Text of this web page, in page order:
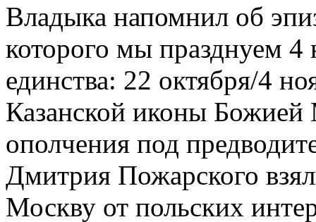
Владыка напомнил об
которого мы празднуем 4
единства: 22 октября/4
Казанской иконы
ополчения под
Дмитрия Пожарского
Москву от польских